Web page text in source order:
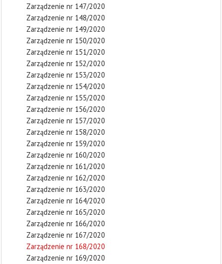
Zarządzenie nr 147/2020
Zarządzenie nr 148/2020
Zarządzenie nr 149/2020
Zarządzenie nr 150/2020
Zarządzenie nr 151/2020
Zarządzenie nr 152/2020
Zarządzenie nr 153/2020
Zarządzenie nr 154/2020
Zarządzenie nr 155/2020
Zarządzenie nr 156/2020
Zarządzenie nr 157/2020
Zarządzenie nr 158/2020
Zarządzenie nr 159/2020
Zarządzenie nr 160/2020
Zarządzenie nr 161/2020
Zarządzenie nr 162/2020
Zarządzenie nr 163/2020
Zarządzenie nr 164/2020
Zarządzenie nr 165/2020
Zarządzenie nr 166/2020
Zarządzenie nr 167/2020
Zarządzenie nr 168/2020
Zarządzenie nr 169/2020